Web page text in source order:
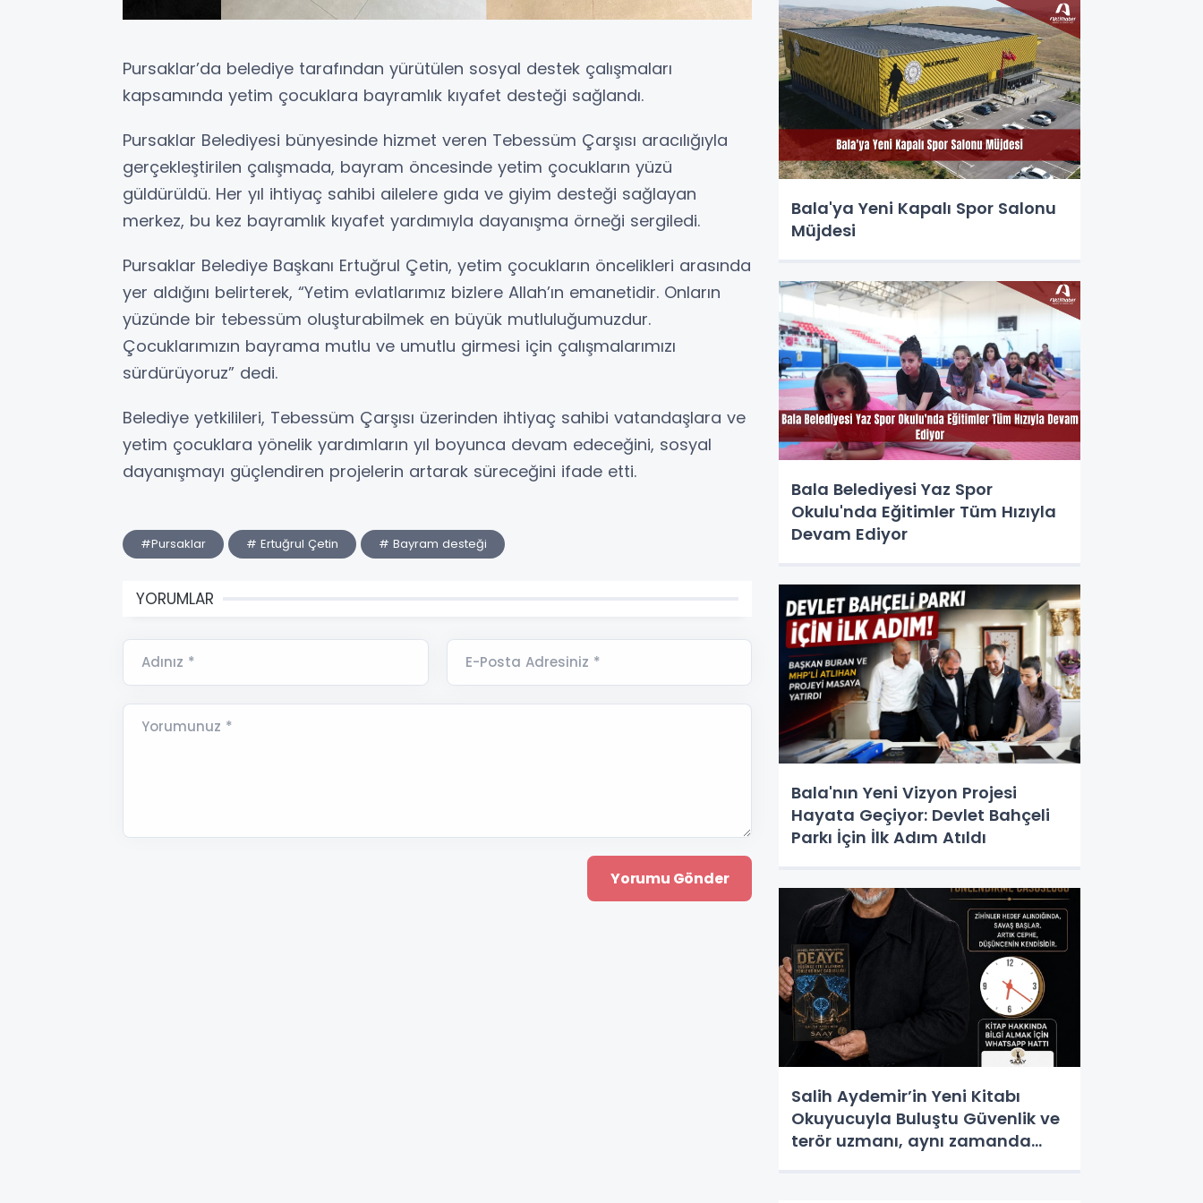
Pursaklar’da belediye tarafından yürütülen sosyal destek çalışmaları
kapsamında yetim çocuklara bayramlık kıyafet desteği sağlandı.
Pursaklar Belediyesi bünyesinde hizmet veren Tebessüm Çarşısı aracılığıyla
gerçekleştirilen çalışmada, bayram öncesinde yetim çocukların yüzü
güldürüldü. Her yıl ihtiyaç sahibi ailelere gıda ve giyim desteği sağlayan
merkez, bu kez bayramlık kıyafet yardımıyla dayanışma örneği sergiledi.
Pursaklar Belediye Başkanı Ertuğrul Çetin, yetim çocukların öncelikleri arasında
yer aldığını belirterek, “Yetim evlatlarımız bizlere Allah’ın emanetidir. Onların
yüzünde bir tebessüm oluşturabilmek en büyük mutluluğumuzdur.
Çocuklarımızın bayrama mutlu ve umutlu girmesi için çalışmalarımızı
sürdürüyoruz” dedi.
Belediye yetkilileri, Tebessüm Çarşısı üzerinden ihtiyaç sahibi vatandaşlara ve
yetim çocuklara yönelik yardımların yıl boyunca devam edeceğini, sosyal
dayanışmayı güçlendiren projelerin artarak süreceğini ifade etti.
#Pursaklar # Ertuğrul Çetin # Bayram desteği
YORUMLAR
Adınız * E-Posta Adresiniz *
Yorumunuz *
Bala'ya Yeni Kapalı Spor Salonu
Müjdesi
Bala Belediyesi Yaz Spor
Okulu'nda Eğitimler Tüm Hızıyla
Devam Ediyor
Bala'nın Yeni Vizyon Projesi
Hayata Geçiyor: Devlet Bahçeli
Parkı İçin İlk Adım Atıldı
Salih Aydemir’in Yeni Kitabı
Okuyucuyla Buluştu Güvenlik ve
terör uzmanı, aynı zamanda